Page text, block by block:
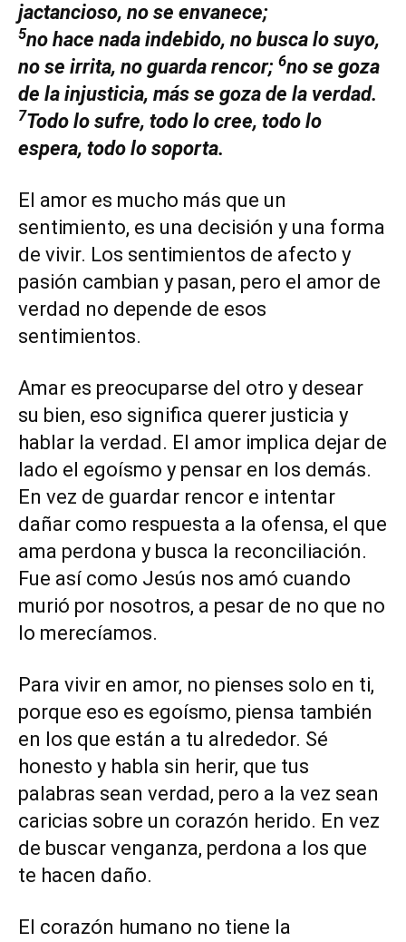
jactancioso, no se envanece;
5no hace nada indebido, no busca lo suyo,
no se irrita, no guarda rencor; 6no se goza
de la injusticia, más se goza de la verdad.
7Todo lo sufre, todo lo cree, todo lo
espera, todo lo soporta.
El amor es mucho más que un
sentimiento, es una decisión y una forma
de vivir. Los sentimientos de afecto y
pasión cambian y pasan, pero el amor de
verdad no depende de esos
sentimientos.
Amar es preocuparse del otro y desear
su bien, eso significa querer justicia y
hablar la verdad. El amor implica dejar de
lado el egoísmo y pensar en los demás.
En vez de guardar rencor e intentar
dañar como respuesta a la ofensa, el que
ama perdona y busca la reconciliación.
Fue así como Jesús nos amó cuando
murió por nosotros, a pesar de no que no
lo merecíamos.
Para vivir en amor, no pienses solo en ti,
porque eso es egoísmo, piensa también
en los que están a tu alrededor. Sé
honesto y habla sin herir, que tus
palabras sean verdad, pero a la vez sean
caricias sobre un corazón herido. En vez
de buscar venganza, perdona a los que
te hacen daño.
El corazón humano no tiene la